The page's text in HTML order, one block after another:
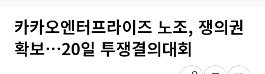
카카오엔터프라이즈 노조, 쟁의권
확보⋯20일 투쟁결의대회